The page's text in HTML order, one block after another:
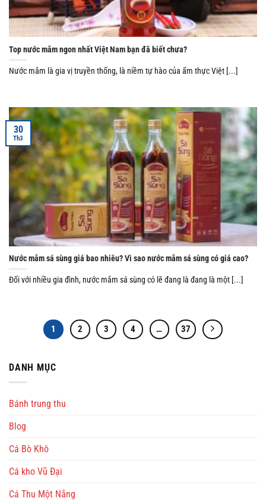
Top nước mắm ngon nhất Việt Nam bạn đã biết chưa?
Nước mắm là gia vị truyền thống, là niềm tự hào của ẩm thực Việt [...]
Nước mắm sá sùng giá bao nhiêu? Vì sao nước mắm sá sùng có giá cao?
Đối với nhiều gia đình, nước mắm sá sùng có lẽ đang là đang là một [...]
30
Th3
1 2 3 4 … 37
DANH MỤC
Bánh trung thu
Blog
Cá Bò Khô
Cá kho Vũ Đại
Cá Thu Một Nắng